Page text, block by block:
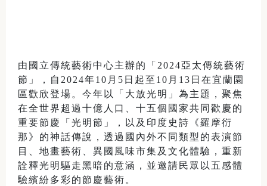
由國立傳統藝術中心主辦的「2024亞太傳統藝術
節」，自2024年10月5日起至10月13日在宜蘭園
區歡欣登場。今年以「大放光明」為主題，聚焦
在全世界超過十億人口、十五個國家共同歡慶的
重要節慶「光明節」，以及印度史詩《羅摩衍
那》的神話傳說，透過國內外不同類型的表演節
目、地畫藝術、異國風味市集及文化體驗，重新
詮釋光明驅走黑暗的意涵，並邀請民眾以五感體
驗繽紛多彩的節慶藝術。